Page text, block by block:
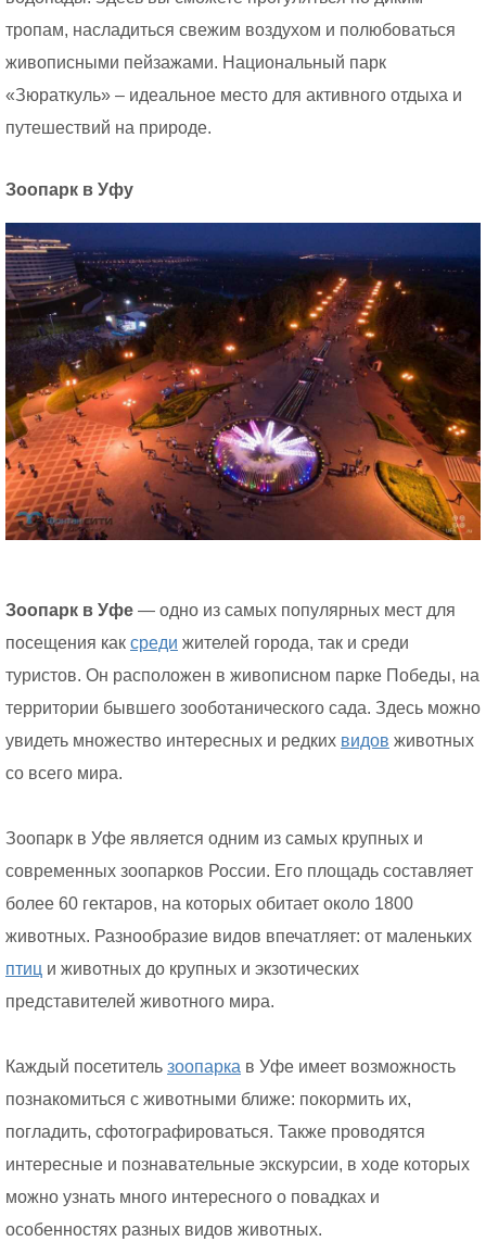
тропам, насладиться свежим воздухом и полюбоваться
живописными пейзажами. Национальный парк
«Зюраткуль» – идеальное место для активного отдыха и
путешествий на природе.
Зоопарк в Уфу
Зоопарк в Уфе — одно из самых популярных мест для
посещения как среди жителей города, так и среди
туристов. Он расположен в живописном парке Победы, на
территории бывшего зооботанического сада. Здесь можно
увидеть множество интересных и редких видов животных
со всего мира.
Зоопарк в Уфе является одним из самых крупных и
современных зоопарков России. Его площадь составляет
более 60 гектаров, на которых обитает около 1800
животных. Разнообразие видов впечатляет: от маленьких
птиц и животных до крупных и экзотических
представителей животного мира.
Каждый посетитель зоопарка в Уфе имеет возможность
познакомиться с животными ближе: покормить их,
погладить, сфотографироваться. Также проводятся
интересные и познавательные экскурсии, в ходе которых
можно узнать много интересного о повадках и
особенностях разных видов животных.